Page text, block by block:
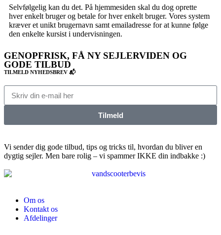
Selvfølgelig kan du det. På hjemmesiden skal du dog oprette
hver enkelt bruger og betale for hver enkelt bruger. Vores system
kræver et unikt brugernavn samt emailadresse for at kunne følge
den enkelte kursist i undervisningen.
GENOPFRISK, FÅ NY SEJLERVIDEN OG
GODE TILBUD
TILMELD NYHEDSBREV 📬
Tilmeld
Vi sender dig gode tilbud, tips og tricks til, hvordan du bliver en
dygtig sejler. Men bare rolig – vi spammer IKKE din indbakke :)
Om os
Kontakt os
Afdelinger